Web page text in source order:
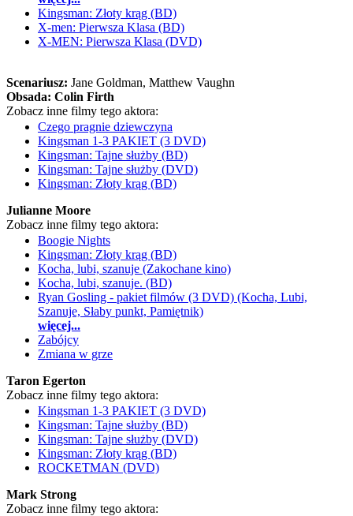
Kingsman: Złoty krąg (BD)
X-men: Pierwsza Klasa (BD)
X-MEN: Pierwsza Klasa (DVD)
Scenariusz: Jane Goldman, Matthew Vaughn
Obsada: Colin Firth
Zobacz inne filmy tego aktora:
Czego pragnie dziewczyna
Kingsman 1-3 PAKIET (3 DVD)
Kingsman: Tajne służby (BD)
Kingsman: Tajne służby (DVD)
Kingsman: Złoty krąg (BD)
Julianne Moore
Zobacz inne filmy tego aktora:
Boogie Nights
Kingsman: Złoty krąg (BD)
Kocha, lubi, szanuje (Zakochane kino)
Kocha, lubi, szanuje. (BD)
Ryan Gosling - pakiet filmów (3 DVD) (Kocha, Lubi,
Szanuje, Słaby punkt, Pamiętnik)
więcej...
Zabójcy
Zmiana w grze
Taron Egerton
Zobacz inne filmy tego aktora:
Kingsman 1-3 PAKIET (3 DVD)
Kingsman: Tajne służby (BD)
Kingsman: Tajne służby (DVD)
Kingsman: Złoty krąg (BD)
ROCKETMAN (DVD)
Mark Strong
Zobacz inne filmy tego aktora: